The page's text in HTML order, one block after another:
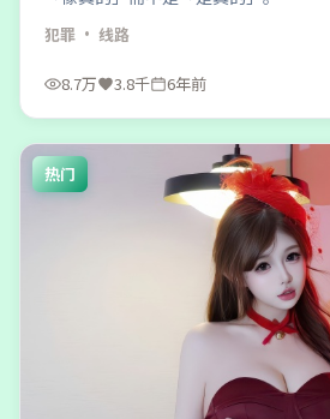
犯罪 · 线路
8.7万 3.8千 6年前
热门